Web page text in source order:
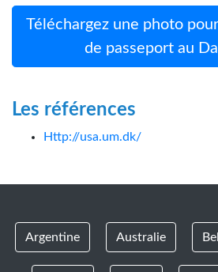
Téléchargez une photo
de passeport au
Les références
Http://usa.um.dk/
Argentine Australie